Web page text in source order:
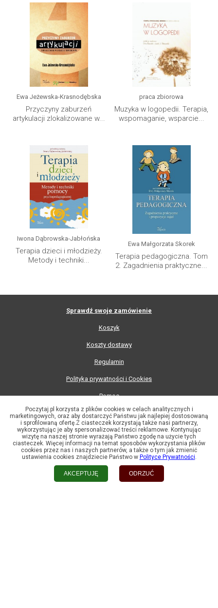
Ewa Jeżewska-Krasnodębska
Przyczyny zaburzeń
artykulacji zlokalizowane w...
praca zbiorowa
Muzyka w logopedii. Terapia,
wspomaganie, wsparcie...
Iwona Dąbrowska-Jabłońska
Terapia dzieci i młodzieży.
Metody i techniki...
Ewa Małgorzata Skorek
Terapia pedagogiczna. Tom
2. Zagadnienia praktyczne...
Sprawdź swoje zamówienie
Koszyk
Koszty dostawy
Regulamin
Polityka prywatności i Cookies
Pomoc
Kontakt
Zmień ustawienia prywatności
Mapa strony:
2026
2025
Poczytaj.pl korzysta z plików cookies w celach analitycznych i
marketingowych, oraz aby dostarczyć Państwu jak najlepiej dostosowaną
i sprofilowaną ofertę.Z ciasteczek korzystają także nasi partnerzy,
wykorzystując je aby spersonalizować treści reklamowe. Kontynując
wizytę na naszej stronie wyrażają Państwo zgodę na użycie tych
ciasteczek. Więcej informacji na temat sposobów wykorzystania plików
cookies przez nas i naszych partnerów, a także o tym jak zmienić
ustawienia cookies znajdziecie Państwo w Polityce Prywatności.
AKCEPTUJĘ ODRZUĆ